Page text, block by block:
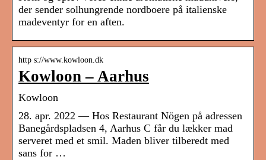
der sender solhungrende nordboere på italienske
madeventyr for en aften.
http s://www.kowloon.dk
Kowloon – Aarhus
Kowloon
28. apr. 2022 — Hos Restaurant Nögen på adressen
Banegårdspladsen 4, Aarhus C får du lækker mad
serveret med et smil. Maden bliver tilberedt med
sans for …